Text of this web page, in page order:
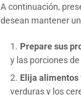
A continuación,
desean mantener
Prepare sus
y las porciones
Elija
verduras y los